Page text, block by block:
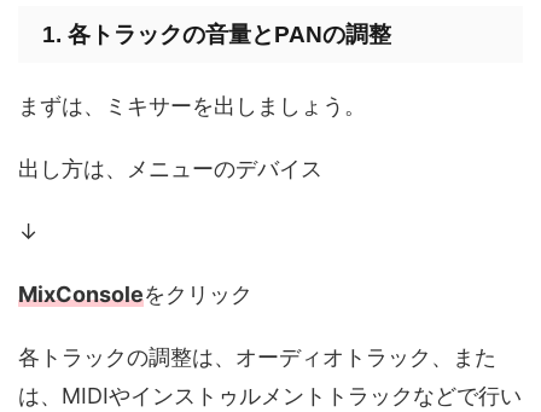
1. 各トラックの音量とPANの調整
まずは、ミキサーを出しましょう。
出し方は、メニューのデバイス
↓
MixConsoleをクリック
各トラックの調整は、オーディオトラック、また
は、MIDIやインストゥルメントトラックなどで行い